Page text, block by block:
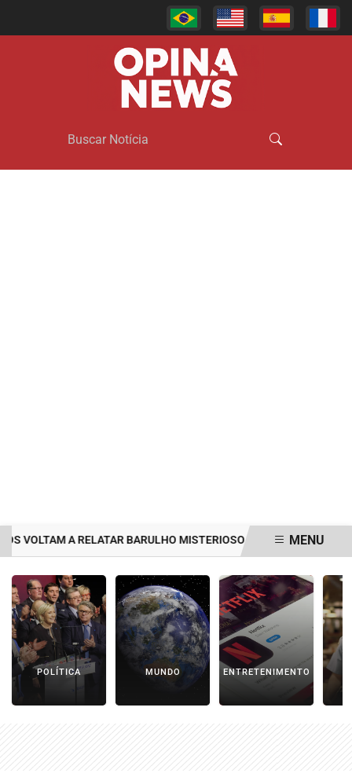
A RELATAR BARULHO MISTERIOSO VINDO DO MARMENU
POLÍTICA MUNDO ENTRETENIMENTO